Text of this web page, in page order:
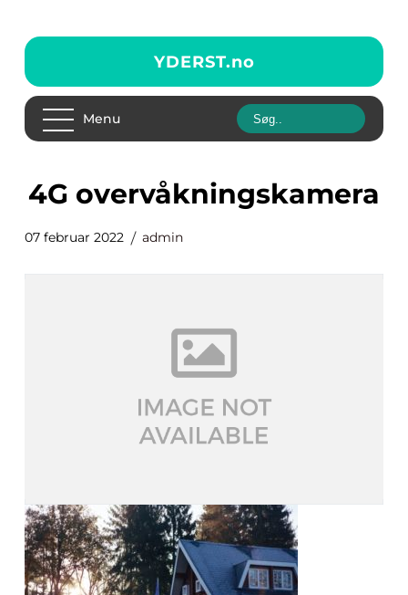
YDERST.no
Menu
4G overvåkningskamera
07 februar 2022 admin